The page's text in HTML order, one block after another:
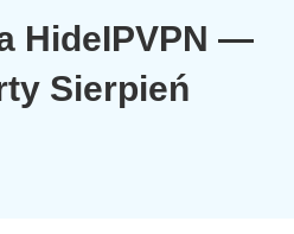
HideIPVPN —
Sierpień